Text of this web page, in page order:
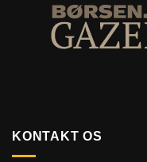
KONTAKT OS